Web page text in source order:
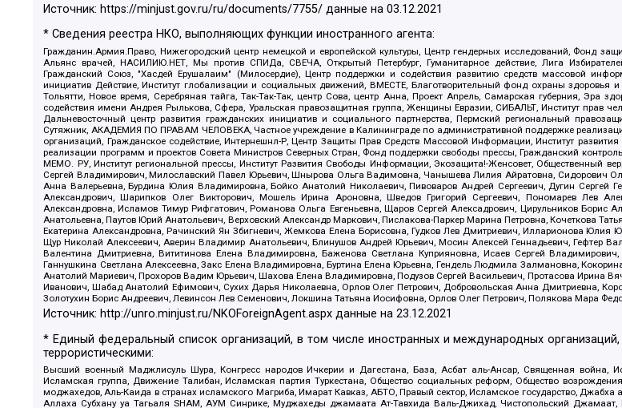
Источник: https://minjust.gov.ru/ru/documents/7755/ данные на03.12.2021
* Сведения реестра НКО, выполняющих функции иностранного агента:
Гражданин.Армия.Право, Нижегородский центр немецкой и европейской культуры, Центр гендерных исследований, Фонд
Альянс врачей, НАСИЛИЮ.НЕТ, Мы против СПИДа, СВЕЧА, Открытый Петербург, Гуманитарное действие, Лига
Гражданский Союз, "Хасдей Ерушалаим" (Милосердие), Центр поддержки и содействия развитию средств массовой
инициатив Действие, Институт глобализации и социальных движений, ВМЕСТЕ, Благотворительный фонд охраны
Тольятти, Новое время, Серебряная тайга, Так-Так-Так, центр Сова, центр Анна, Проект Апрель, Самарская губерния, Эра
содействия имени Андрея Рылькова, Сфера, Уральская правозащитная группа, Женщины Евразии, СИБАЛЬТ, Институт прав
Дальневосточный центр развития гражданских инициатив и социального партнерства, Пермский региональный
Сутяжник, АКАДЕМИЯ ПО ПРАВАМ ЧЕЛОВЕКА, Частное учреждение в Калининграде по административной поддержке
организаций, Гражданское содействие, Интернешнл-Р, Центр Защиты Прав Средств Массовой Информации, Институт
реализации программ и проектов Совета Министров Северных Стран, Фонд поддержки свободы прессы, Гражданский
МЕМО. РУ, Институт региональной прессы, Институт Развития Свободы Информации, Экозащита!-Женсовет, Общественный
Сергей Владимирович, Милославский Павел Юрьевич, Шнырова Ольга Вадимовна, Чанышева Лилия Айратовна, Сидорович
Анна Валерьевна, Бурдина Юлия Владимировна, Бойко Анатолий Николаевич, Пивоваров Андрей Сергеевич, Дугин Сергей
Александрович, Шарипков Олег Викторович, Мошель Ирина Ароновна, Шведов Григорий Сергеевич, Пономарев Лев
Александровна, Исламов Тимур Рифгатович, Романова Ольга Евгеньевна, Щаров Сергей Алексадрович, Цирульников
Анатольевна, Паутов Юрий Анатольевич, Верховский Александр Маркович, Пислакова-Паркер Марина Петровна, Кочеткова
Екатерина Александровна, Рачинский Ян Збигневич, Жемкова Елена Борисовна, Гудков Лев Дмитриевич, Илларионова
Щур Николай Алексеевич, Аверин Владимир Анатольевич, Блинушов Андрей Юрьевич, Мосин Алексей Геннадьевич, Гефтер
Валентина Дмитриевна, Вититинова Елена Владимировна, Баженова Светлана Куприяновна, Исаев Сергей
Ганнушкина Светлана Алексеевна, Закс Елена Владимировна, Буртина Елена Юрьевна, Гендель Людмила Залмановна,
Анатолий Мариевич, Прохоров Вадим Юрьевич, Шахова Елена Владимировна, Подузов Сергей Васильевич, Протасова Ирина
Иванович, Шабад Анатолий Ефимович, Сухих Дарья Николаевна, Орлов Олег Петрович, Добровольская Анна Дмитриевна,
Золотухин Борис Андреевич, Левинсон Лев Семенович, Локшина Татьяна Иосифовна, Орлов Олег Петрович, Полякова Мара
Источник: http://unro.minjust.ru/NKOForeignAgent.aspx данные на23.12.2021
* Единый федеральный список организаций, в том числе иностранных и международных
террористическими:
Высший военный Маджлисуль Шура, Конгресс народов Ичкерии и Дагестана, База, Асбат аль-Ансар, Священная война,
Исламская группа, Движение Талибан, Исламская партия Туркестана, Общество социальных реформ, Общество
моджахедов, Аль-Каида в странах исламского Магриба, Имарат Кавказ, АБТО, Правый сектор, Исламское государство,
Аллаха Субхану уа Тагьаля SHAM, АУМ Синрике, Муджахеды джамаата Ат-Тавхида Валь-Джихад, Чистопольский Джамаат,